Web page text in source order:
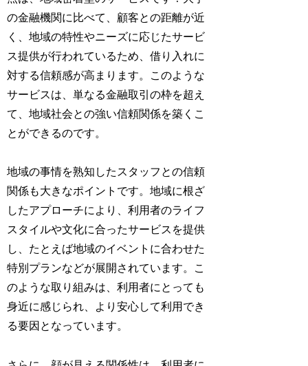
の金融機関に比べて、顧客との距離が近
く、地域の特性やニーズに応じたサービ
ス提供が行われているため、借り入れに
対する信頼感が高まります。このような
サービスは、単なる金融取引の枠を超え
て、地域社会との強い信頼関係を築くこ
とができるのです。
地域の事情を熟知したスタッフとの信頼
関係も大きなポイントです。地域に根ざ
したアプローチにより、利用者のライフ
スタイルや文化に合ったサービスを提供
し、たとえば地域のイベントに合わせた
特別プランなどが展開されています。こ
のような取り組みは、利用者にとっても
身近に感じられ、より安心して利用でき
る要因となっています。